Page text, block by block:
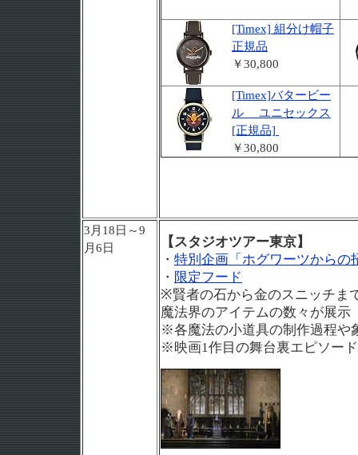
[Timex] 組分け帽子
正規品
￥30,800
[Timex]バタービー
ル ユニセックス
[正規品]
￥30,800
3月18日～9
月6日
【スタジオツアー東京】
・ 特別企画「ホグワーツからの
・ 限定フード
※賢者の石から金のスニッチま
魔法界のアイテムの数々が展示
※各魔法の小道具の制作過程や
※映画1作目の舞台裏エピソー